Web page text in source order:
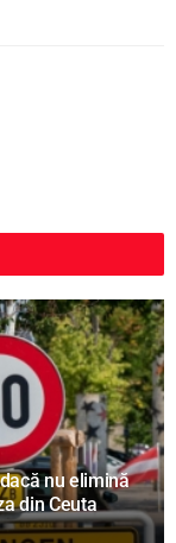
nu elimină
din Ceuta